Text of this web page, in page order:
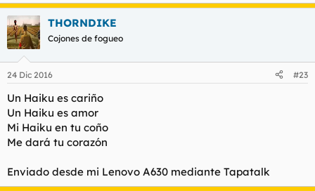
THORNDIKE
Cojones de fogueo
24 Dic 2016 #23
Un Haiku es cariño
Un Haiku es amor
Mi Haiku en tu coño
Me dará tu corazón
Enviado desde mi Lenovo A630 mediante Tapatalk